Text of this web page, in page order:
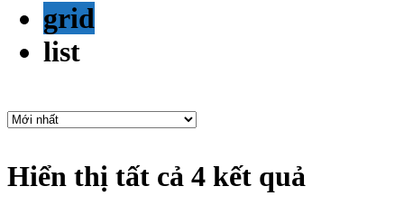
grid
list
Hiển thị tất cả 4 kết quả